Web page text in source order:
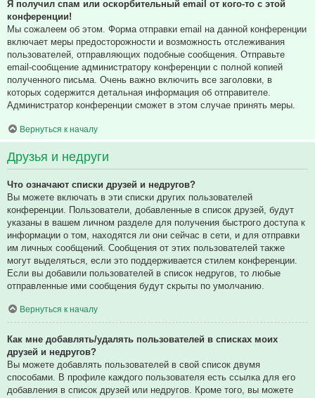
Я получил спам или оскорбительный email от кого-то с этой
конференции!
Мы сожалеем об этом. Форма отправки email на данной конференции
включает меры предосторожности и возможность отслеживания
пользователей, отправляющих подобные сообщения. Отправьте
email-сообщение администратору конференции с полной копией
полученного письма. Очень важно включить все заголовки, в
которых содержится детальная информация об отправителе.
Администратор конференции сможет в этом случае принять меры.
Вернуться к началу
Друзья и недруги
Что означают списки друзей и недругов?
Вы можете включать в эти списки других пользователей
конференции. Пользователи, добавленные в список друзей, будут
указаны в вашем личном разделе для получения быстрого доступа к
информации о том, находятся ли они сейчас в сети, и для отправки
им личных сообщений. Сообщения от этих пользователей также
могут выделяться, если это поддерживается стилем конференции.
Если вы добавили пользователей в список недругов, то любые
отправленные ими сообщения будут скрыты по умолчанию.
Вернуться к началу
Как мне добавлять/удалять пользователей в списках моих
друзей и недругов?
Вы можете добавлять пользователей в свой список двумя
способами. В профиле каждого пользователя есть ссылка для его
добавления в список друзей или недругов. Кроме того, вы можете